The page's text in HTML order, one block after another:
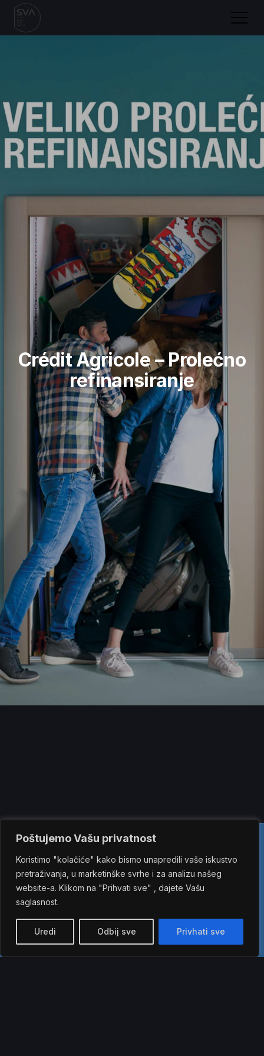
Poštujemo Vašu privatnost
Koristimo "kolačiće" kako bismo unapredili vaše iskustvo
pretraživanja, u marketinške svrhe i za analizu našeg
website-a. Klikom na "Prihvati sve" , dajete Vašu
saglasnost.
Uredi Odbij sve Privhati sve
O nama
Portfolio
Blog
Kontakt
Crédit Agricole – Prolećno
refinansiranje